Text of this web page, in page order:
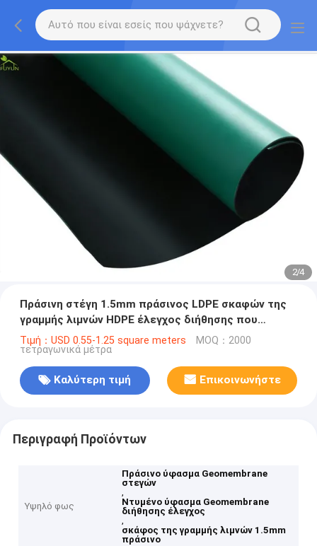
2/4
Πράσινη στέγη 1.5mm πράσινος LDPE σκαφών της
γραμμής λιμνών HDPE έλεγχος διήθησης που
ντύνεται
Τιμή：USD 0.55-1.25 square meters MOQ：2000
τετραγωνικά μέτρα
Καλύτερη τιμή Επικοινωνήστε
Περιγραφή Προϊόντων
Υψηλό φως
Πράσινο ύφασμα Geomembrane
στεγών
,
Ντυμένο ύφασμα Geomembrane
διήθησης έλεγχος
,
σκάφος της γραμμής λιμνών 1.5mm
πράσινο